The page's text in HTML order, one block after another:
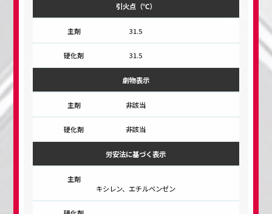
引火点（℃）
31.5
31.5
劇物表示
非該当
非該当
労安法に基づく表示
キシレン、エチルベンゼン